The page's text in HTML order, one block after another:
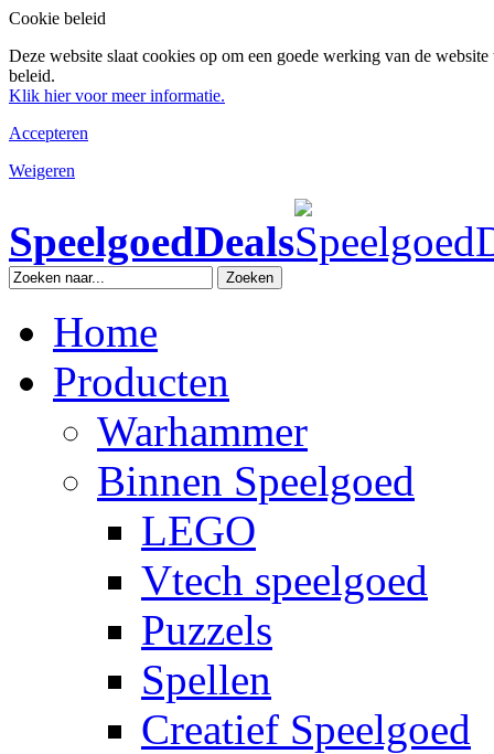
Cookie beleid
Deze website slaat cookies op om een goede werking van de
beleid.
Klik hier voor meer informatie.
Accepteren
Weigeren
SpeelgoedDeals
Zoeken
Home
Producten
Warhammer
Binnen Speelgoed
LEGO
Vtech speelgoed
Puzzels
Spellen
Creatief Speelgoed